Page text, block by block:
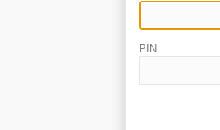
PIN